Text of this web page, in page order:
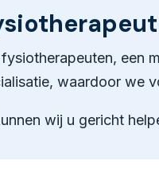
een
waardoor we
wij u gericht